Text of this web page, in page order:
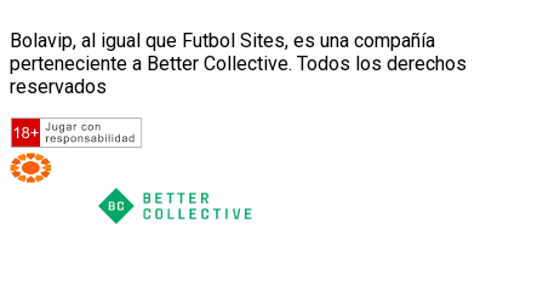
Bolavip, al igual que Futbol Sites, es una compañía
perteneciente a Better Collective. Todos los derechos
reservados